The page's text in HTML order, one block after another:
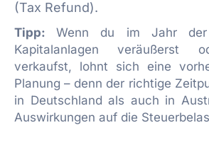
(Tax Refund).
Tipp:Wenn du im Jahr der
Kapitalanlagen veräußerst
verkaufst, lohnt sich eine
Planung – denn der richtige
in Deutschland als auch in
Auswirkungen auf die